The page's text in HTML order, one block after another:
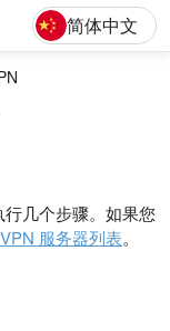
EnglishDeutsch
简体中文
几个步骤。如果您
服务器列表。